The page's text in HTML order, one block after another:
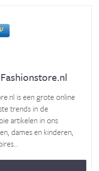
is een grote online
trends in de
artikelen in ons
dames en kinderen,